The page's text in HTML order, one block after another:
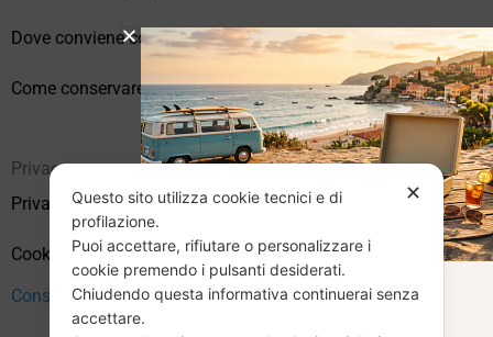
Dove conviene comprare vinili online?
Come conservare correttamente i vinili usati
Privacy
Privacy Policy
Cookie Policy (UE)
Consenso
✕
Questo sito utilizza cookie tecnici e di
profilazione.
Puoi accettare, rifiutare o personalizzare i
cookie premendo i pulsanti desiderati.
Chiudendo questa informativa continuerai senza
accettare.